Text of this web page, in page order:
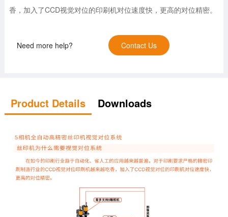
香，加入了CCD视觉对位的印刷机对位速度快，更高的对位精密。
Need more help? Contact Us
Product Details Downloads